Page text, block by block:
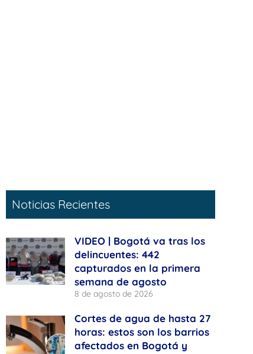
Noticias Recientes
VIDEO | Bogotá va tras los
delincuentes: 442
capturados en la primera
semana de agosto
8 de agosto de 2026
Cortes de agua de hasta 27
horas: estos son los barrios
afectados en Bogotá y